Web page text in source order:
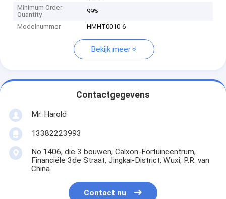
Minimum Order
Quantity
99%
Modelnummer HMHT0010-6
Bekijk meer
Contactgegevens
Mr. Harold
13382223993
No.1406, die 3 bouwen, Calxon-Fortuincentrum,
Financiële 3de Straat, Jingkai-District, Wuxi, P.R. van
China
Contact nu